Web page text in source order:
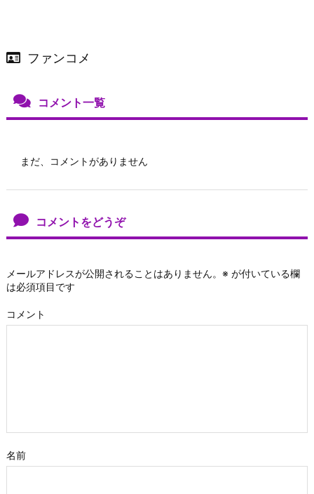
ファンコメ
コメント一覧
まだ、コメントがありません
コメントをどうぞ
メールアドレスが公開されることはありません。 ※ が付いている欄
は必須項目です
コメント
名前